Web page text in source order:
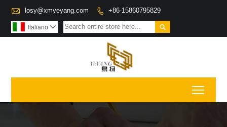
 losy@xmyeyang.com  +86-15860795829

Italiano 